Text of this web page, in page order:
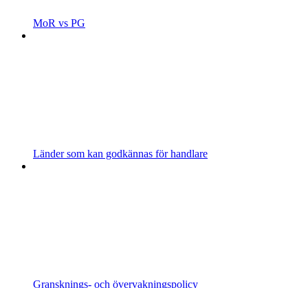
MoR vs PG
Länder som kan godkännas för handlare
Gransknings- och övervakningspolicy